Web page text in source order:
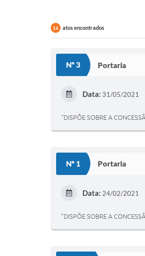
16 atos encontrados
Nº 3 Portaria
Data: 31/05/2021
“DISPÕE SOBRE A
Nº 1 Portaria
Data: 24/02/2021
"DISPÕE SOBRE A